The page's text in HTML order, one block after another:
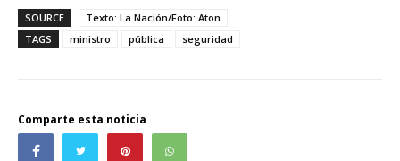
SOURCE
Texto: La Nación/Foto: Aton
TAGS
ministro pública seguridad
Comparte esta noticia